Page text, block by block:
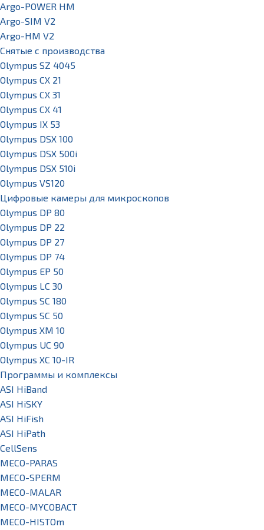
Argo-POWER HM
Argo-SIM V2
Argo-HM V2
Снятые с производства
Olympus SZ 4045
Olympus CX 21
Olympus CX 31
Olympus CX 41
Olympus IX 53
Olympus DSX 100
Olympus DSX 500i
Olympus DSX 510i
Olympus VS120
Цифровые камеры для микроскопов
Olympus DP 80
Olympus DP 22
Olympus DP 27
Olympus DP 74
Olympus EP 50
Olympus LC 30
Olympus SC 180
Olympus SC 50
Olympus XM 10
Olympus UC 90
Olympus XC 10-IR
Программы и комплексы
ASI HiBand
ASI HiSKY
ASI HiFish
ASI HiPath
CellSens
MECO-PARAS
MECO-SPERM
MECO-MALAR
MECO-MYCOBACT
MECO-HISTOm